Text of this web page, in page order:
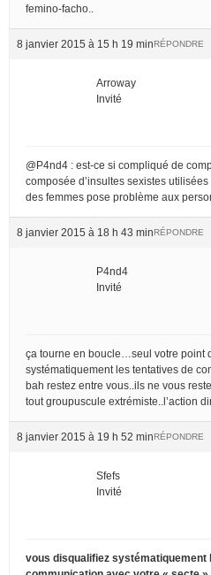
femino-facho..
8 janvier 2015 à 15 h 19 minRÉPONDRE
Arroway
Invité
@P4nd4 : est-ce si compliqué de
composée d’insultes sexistes
des femmes pose problème aux
8 janvier 2015 à 18 h 43 minRÉPONDRE
P4nd4
Invité
ça tourne en boucle…seul votre point
systématiquement les tentatives de
bah restez entre vous..ils ne vous
tout groupuscule extrémiste..l’action
8 janvier 2015 à 19 h 52 minRÉPONDRE
Sfefs
Invité
vous disqualifiez systématiquement